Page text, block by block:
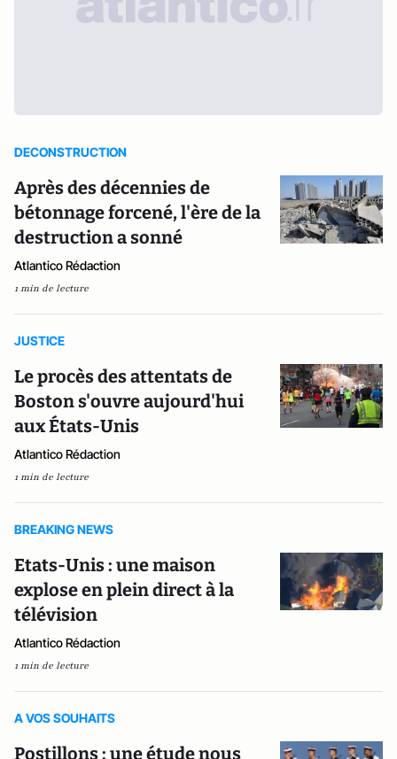
DECONSTRUCTION
Après des décennies de
bétonnage forcené, l'ère de la
destruction a sonné
Atlantico Rédaction
1 min de lecture
JUSTICE
Le procès des attentats de
Boston s'ouvre aujourd'hui
aux États-Unis
Atlantico Rédaction
1 min de lecture
BREAKING NEWS
Etats-Unis : une maison
explose en plein direct à la
télévision
Atlantico Rédaction
1 min de lecture
A VOS SOUHAITS
Postillons : une étude nous